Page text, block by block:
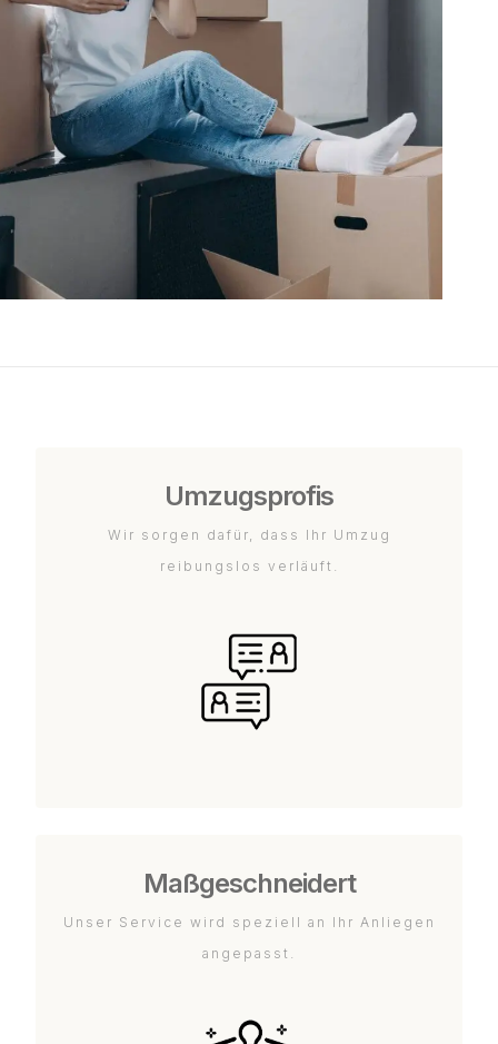
Umzugsprofis
Wir sorgen dafür, dass Ihr Umzug
reibungslos verläuft.
Maßgeschneidert
Unser Service wird speziell an Ihr Anliegen
angepasst.